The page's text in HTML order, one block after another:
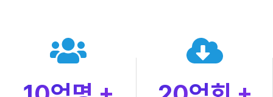
텔레그램 글로벌 이용 통계